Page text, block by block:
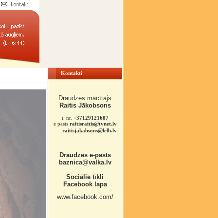
Kontakti
Draudzes mācītājs
Raitis Jākobsons
t. nr. +37129121687
e pasts raitisraitis@tvnet.lv
raitisjakabsons@lelb.lv
Draudzes e-pasts
baznica@valka.lv
Sociālie tīkli
Facebook lapa
www.facebook.com/